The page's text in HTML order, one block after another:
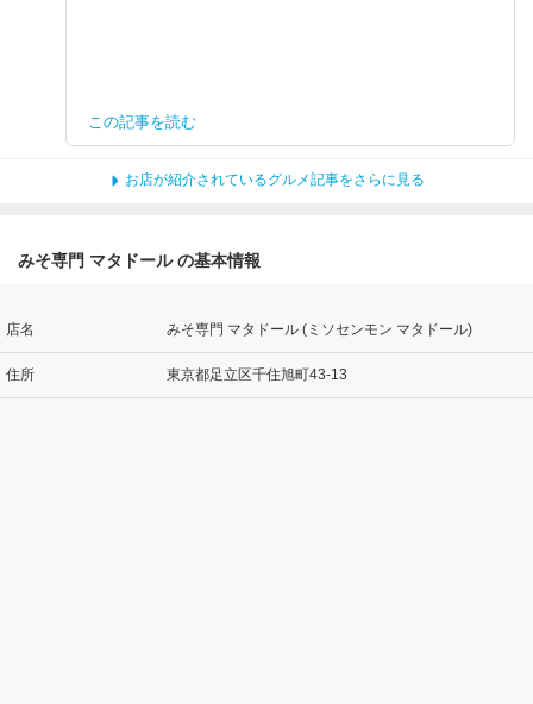
この記事を読む
お店が紹介されているグルメ記事をさらに見る
みそ専門 マタドール の基本情報
店名 みそ専門 マタドール (ミソセンモン マタドール)
住所 東京都足立区千住旭町43-13